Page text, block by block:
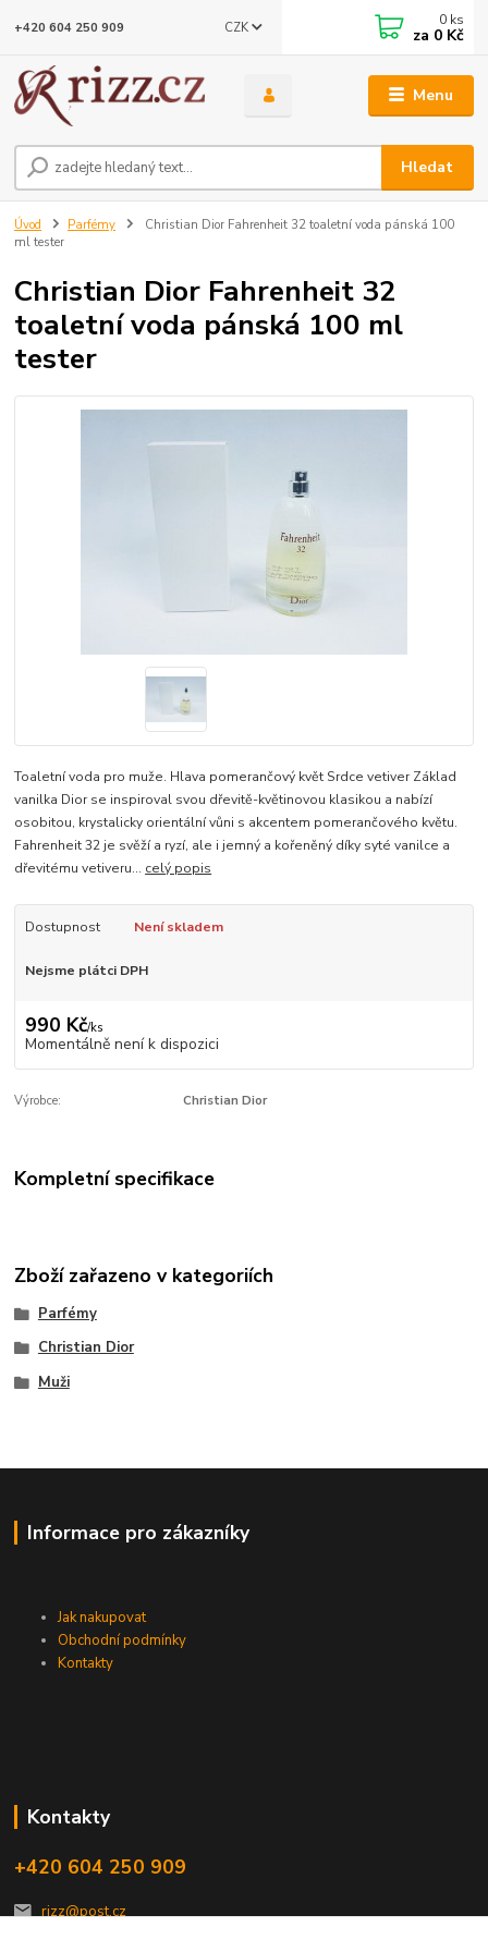
Menu
CZK
Hledat
+420 604 250 909 0 ks
za 0 Kč
Úvod Parfémy
Christian Dior Fahrenheit 32 toaletní voda pánská 100
ml tester
Christian Dior Fahrenheit 32
toaletní voda pánská 100 ml
tester
Toaletní voda pro muže. Hlava pomerančový květ Srdce vetiver Základ
vanilka Dior se inspiroval svou dřevitě-květinovou klasikou a nabízí
osobitou, krystalicky orientální vůni s akcentem pomerančového květu.
Fahrenheit 32 je svěží a ryzí, ale i jemný a kořeněný díky syté vanilce a
dřevitému vetiveru... celý popis
Dostupnost Není skladem
Nejsme plátci DPH
990 Kč/ks
Momentálně není k dispozici
Výrobce: Christian Dior
Kompletní specifikace
Zboží zařazeno v kategoriích
Parfémy
Christian Dior
Muži
Informace pro zákazníky
Jak nakupovat
Obchodní podmínky
Kontakty
Kontakty
+420 604 250 909
rizz@post.cz